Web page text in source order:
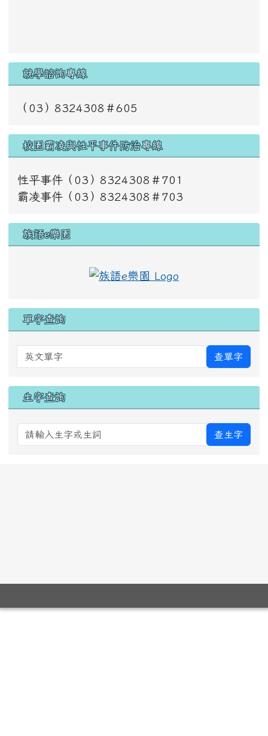
就學諮詢專線
（03）8324308＃605
校園霸凌與性平事件防治專線
性平事件（03）8324308＃701
霸凌事件（03）8324308＃703
族語e樂園
單字查詢
英文單字 查單字
生字查詢
查生字